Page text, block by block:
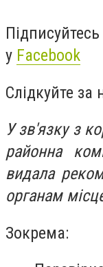
у Facebook
Слідкуйте
У зв'язку з
районна
видала
органам
Зокрема: